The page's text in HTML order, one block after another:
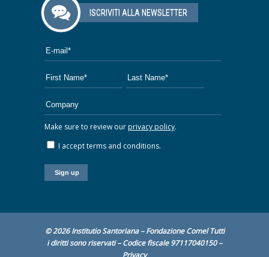
ISCRIVITI ALLA NEWSLETTER
Make sure to review ourprivacy policy.
I accept terms and conditions.
© 2026 Institutio Santoriana – Fondazione Comel Tutti
i diritti sono riservati – Codice fiscale 97117040150 –